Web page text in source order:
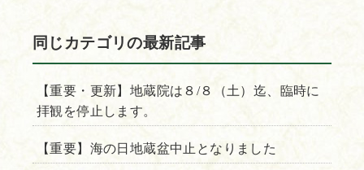
同じカテゴリの最新記事
【重要・更新】地蔵院は８/８（土）迄、臨時に
拝観を停止します。
【重要】海の日地蔵盆中止となりました